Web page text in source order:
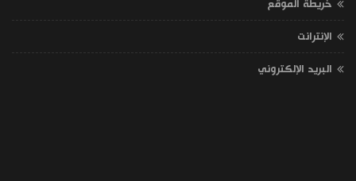
خريطة الموقع
الإنترانت
البريد الإلكتروني